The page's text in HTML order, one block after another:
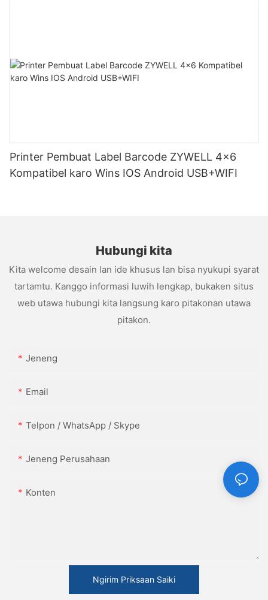
Printer Pembuat Label Barcode ZYWELL 4x6
Kompatibel karo Wins IOS Android USB+WIFI
Hubungi kita
Kita welcome desain lan ide khusus lan bisa nyukupi syarat
tartamtu. Kanggo informasi luwih lengkap, bukaken situs
web utawa hubungi kita langsung karo pitakonan utawa
pitakon.
Jeneng
Email
Telpon / WhatsApp / Skype
Jeneng Perusahaan
Konten
Ngirim Priksaan Saiki